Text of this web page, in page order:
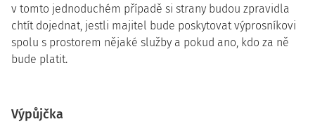
v tomto jednoduchém případě si strany budou zpravidla
chtít dojednat, jestli majitel bude poskytovat výprosníkovi
spolu s prostorem nějaké služby a pokud ano, kdo za ně
bude platit.
Výpůjčka